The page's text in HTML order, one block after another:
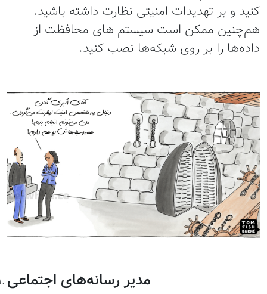
و بر تهدیدات امنیتی نظارت داشته باشید.
ممکن است سیستم های محافظت از
را بر روی شبکه‌ها نصب کنید.
مدیر رسانه‌های اجتماعی